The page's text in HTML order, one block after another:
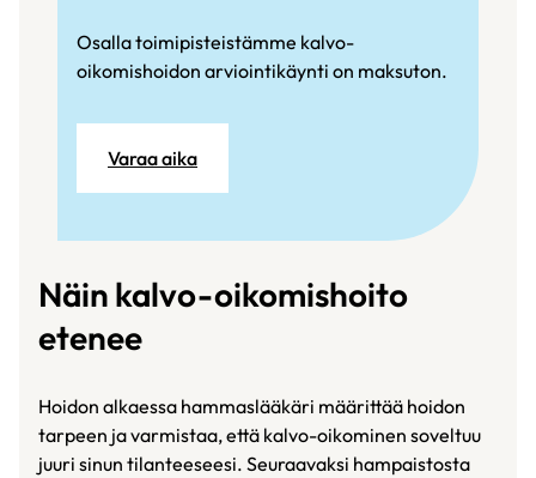
Osalla toimipisteistämme kalvo-
oikomishoidon arviointikäynti on maksuton.
Varaa aika
Näin kalvo-oikomishoito
etenee
Hoidon alkaessa hammaslääkäri määrittää hoidon
tarpeen ja varmistaa, että kalvo-oikominen soveltuu
juuri sinun tilanteeseesi. Seuraavaksi hampaistosta